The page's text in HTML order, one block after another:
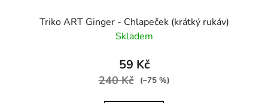
Triko ART Ginger - Chlapeček (krátký rukáv)
Skladem
59 Kč
240 Kč (–75 %)